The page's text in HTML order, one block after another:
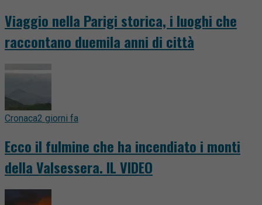
Viaggio nella Parigi storica, i luoghi che
raccontano duemila anni di città
Cronaca2 giorni fa
Ecco il fulmine che ha incendiato i monti
della Valsessera. IL VIDEO